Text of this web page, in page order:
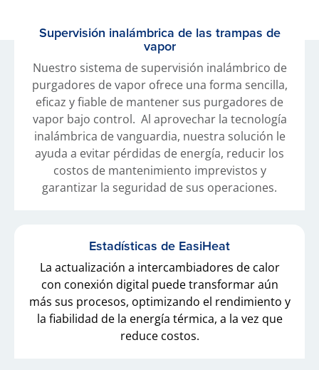
Supervisión inalámbrica de las trampas de
vapor
Nuestro sistema de supervisión inalámbrico de
purgadores de vapor ofrece una forma sencilla,
eficaz y fiable de mantener sus purgadores de
vapor bajo control. Al aprovechar la tecnología
inalámbrica de vanguardia, nuestra solución le
ayuda a evitar pérdidas de energía, reducir los
costos de mantenimiento imprevistos y
garantizar la seguridad de sus operaciones.
Estadísticas de EasiHeat
La actualización a intercambiadores de calor
con conexión digital puede transformar aún
más sus procesos, optimizando el rendimiento y
la fiabilidad de la energía térmica, a la vez que
reduce costos.